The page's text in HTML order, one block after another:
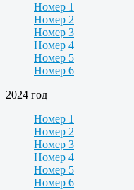
Номер 1
Номер 2
Номер 3
Номер 4
Номер 5
Номер 6
2024 год
Номер 1
Номер 2
Номер 3
Номер 4
Номер 5
Номер 6